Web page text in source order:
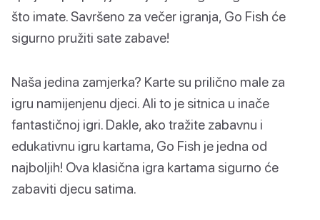
što imate. Savršeno za večer igranja, Go Fish će
sigurno pružiti sate zabave!
Naša jedina zamjerka? Karte su prilično male za
igru namijenjenu djeci. Ali to je sitnica u inače
fantastičnoj igri. Dakle, ako tražite zabavnu i
edukativnu igru kartama, Go Fish je jedna od
najboljih! Ova klasična igra kartama sigurno će
zabaviti djecu satima.